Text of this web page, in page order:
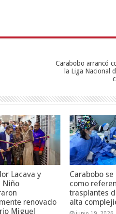
Carabobo arrancó
la Liga Nacional
Lacava y
Niño
renovado
Miguel
Carabobo
como
trasplantes
alta